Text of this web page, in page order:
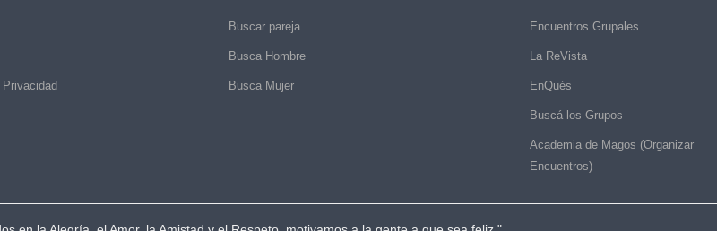
Buscar pareja
Busca Hombre
Busca Mujer
Encuentros Grupales
La ReVista
EnQués
Buscá los Grupos
Academia de Magos (Organizar
Encuentros)